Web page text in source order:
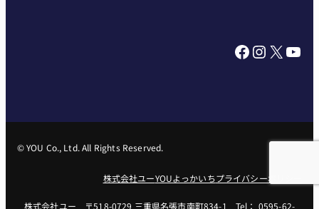
Facebook InstagramX YouTube
© YOU Co., Ltd. All Rights Reserved.
株式会社ユーYOUよっかいちプライバシーポリシー
株式会社ユー 〒518-0729 三重県名張市南町834-1 Tel： 0595-62-